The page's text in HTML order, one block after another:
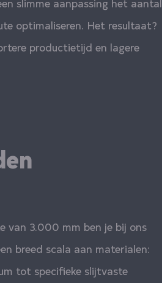
optimaliseren. Het resultaat?
productietijd en lagere
van 3.000 mm ben je bij ons
breed scala aan materialen:
tot specifieke slijtvaste